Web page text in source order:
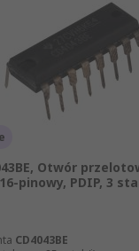
Otwór
pinowy, PDIP, 3
CD4043BE